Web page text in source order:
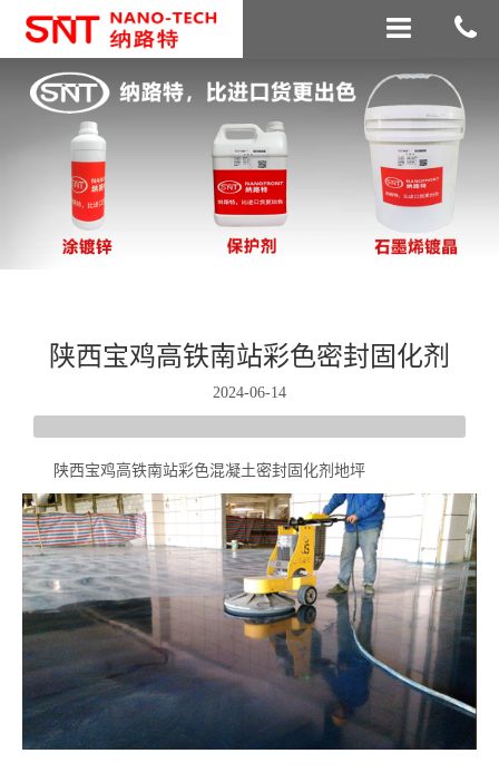
陕西宝鸡高铁南站彩色密封固化剂
2024-06-14
陕西宝鸡高铁南站彩色混凝土密封固化剂地坪